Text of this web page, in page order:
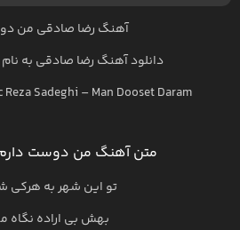
آهنگ رضا صادقی من
دانلود آهنگ رضا صادقی به نام
Reza Sadeghi – Man Dooset Daram
متن آهنگ من دوست
تو این شهر به هرکی
بهش بی اراده نگاه